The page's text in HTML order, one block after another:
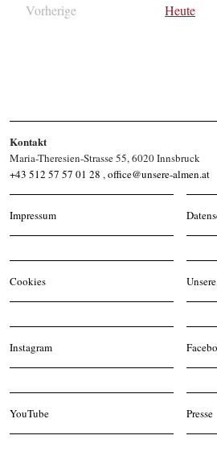
Vorherige
Heute
Kontakt
Maria-Theresien-Strasse 55, 6020 Innsbruck
+43 512 57 57 01 28 ,office@unsere-almen.at
Impressum
Cookies
Instagram
YouTube Presse